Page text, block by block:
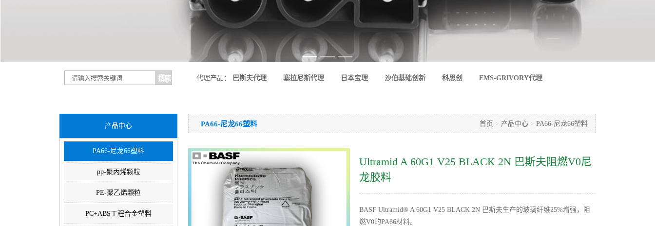
代理产品： 巴斯夫代理 塞拉尼斯代理 日本宝理 沙伯基础创新 科思创 EMS-GRIVORY代理
产品中心
PA66-尼龙66塑料
pp-聚丙烯颗粒
PE-聚乙烯颗粒
PC+ABS工程合金塑料
首页 > 产品中心 > PA66-尼龙66塑料
PA66-尼龙66塑料
Ultramid A 60G1 V25 BLACK 2N 巴斯夫阻燃V0尼
龙胶料
BASF Ultramid® A 60G1 V25 BLACK 2N 巴斯夫生产的玻璃纤维25%增强，阻
燃V0的PA66材料。